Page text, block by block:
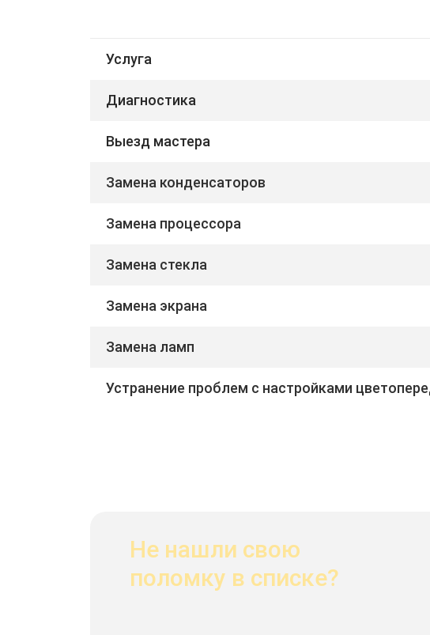
Услуга
Диагностика
Выезд мастера
Замена конденсаторов
Замена процессора
Замена стекла
Замена экрана
Замена ламп
Устранение проблем с настройками
Не нашли свою
поломку в списке?